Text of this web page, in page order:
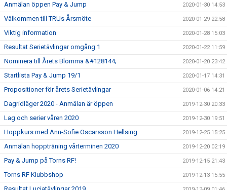
Anmälan öppen Pay & Jump 2020-01-30 14:53
Välkommen till TRUs Årsmöte 2020-01-29 22:58
Viktig information 2020-01-28 15:03
Resultat Serietävlingar omgång 1 2020-01-22 11:59
Nominera till Årets Blomma &#128144; 2020-01-20 23:42
Startlista Pay & Jump 19/1 2020-01-17 14:31
Propositioner för årets Serietävlingar 2020-01-06 14:21
Dagridläger 2020 - Anmälan är öppen 2019-12-30 20:33
Lag och serier våren 2020 2019-12-30 19:51
Hoppkurs med Ann-Sofie Oscarsson Hellsing 2019-12-25 15:25
Anmälan hoppträning vårterminen 2020 2019-12-20 02:19
Pay & Jump på Torns RF! 2019-12-15 21:43
Torns RF Klubbshop 2019-12-13 15:55